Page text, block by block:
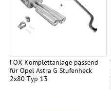
FOX Komplettanlage passend
für Opel Astra G Stufenheck
2x80 Typ 13